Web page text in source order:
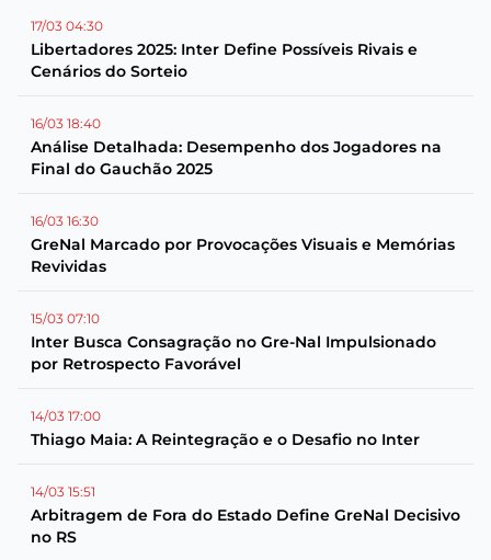
17/03 04:30
Libertadores 2025: Inter Define Possíveis Rivais e
Cenários do Sorteio
16/03 18:40
Análise Detalhada: Desempenho dos Jogadores na
Final do Gauchão 2025
16/03 16:30
GreNal Marcado por Provocações Visuais e Memórias
Revividas
15/03 07:10
Inter Busca Consagração no Gre-Nal Impulsionado
por Retrospecto Favorável
14/03 17:00
Thiago Maia: A Reintegração e o Desafio no Inter
14/03 15:51
Arbitragem de Fora do Estado Define GreNal Decisivo
no RS